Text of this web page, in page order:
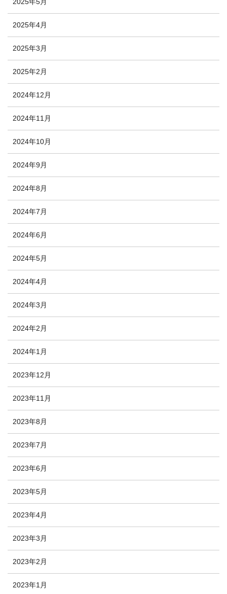
2025年4月
2025年3月
2025年2月
2024年12月
2024年11月
2024年10月
2024年9月
2024年8月
2024年7月
2024年6月
2024年5月
2024年4月
2024年3月
2024年2月
2024年1月
2023年12月
2023年11月
2023年8月
2023年7月
2023年6月
2023年5月
2023年4月
2023年3月
2023年2月
2023年1月